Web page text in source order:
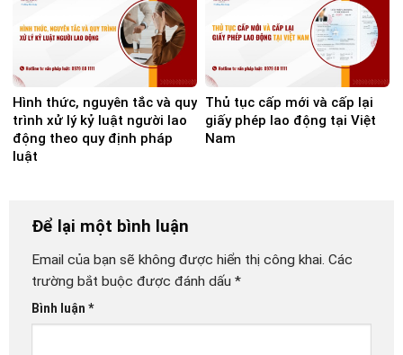
Hình thức, nguyên tắc và quy
trình xử lý kỷ luật người lao
động theo quy định pháp
luật
Thủ tục cấp mới và cấp lại
giấy phép lao động tại Việt
Nam
Để lại một bình luận
Email của bạn sẽ không được hiển thị công khai. Các
trường bắt buộc được đánh dấu *
Bình luận *